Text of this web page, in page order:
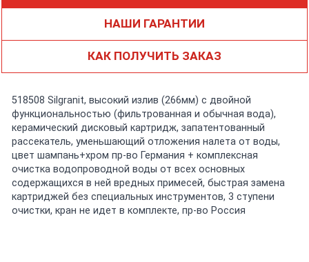
НАШИ ГАРАНТИИ
КАК ПОЛУЧИТЬ ЗАКАЗ
518508 Silgranit, высокий излив (266мм) с двойной
функциональностью (фильтрованная и обычная вода),
керамический дисковый картридж, запатентованный
рассекатель, уменьшающий отложения налета от воды,
цвет шампань+хром пр-во Германия + комплексная
очистка водопроводной воды от всех основных
содержащихся в ней вредных примесей, быстрая замена
картриджей без специальных инструментов, 3 ступени
очистки, кран не идет в комплекте, пр-во Россия